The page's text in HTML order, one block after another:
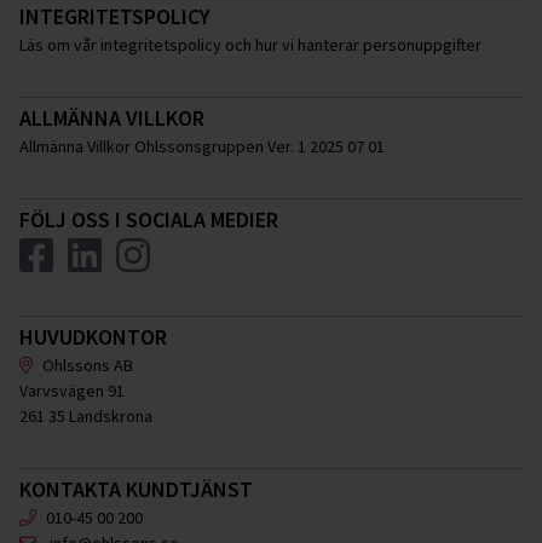
INTEGRITETSPOLICY
Läs om vår integritetspolicy och hur vi hanterar personuppgifter
ALLMÄNNA VILLKOR
Allmänna Villkor Ohlssonsgruppen Ver. 1 2025 07 01
FÖLJ OSS I SOCIALA MEDIER
HUVUDKONTOR
Ohlssons AB
Varvsvägen 91
261 35 Landskrona
KONTAKTA KUNDTJÄNST
010-45 00 200